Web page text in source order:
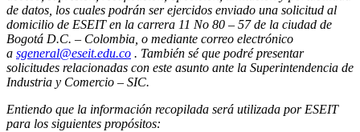
de datos, los cuales podrán ser ejercidos enviado una solicitud al
domicilio de ESEIT en la carrera 11 No 80 – 57 de la ciudad de
Bogotá D.C. – Colombia, o mediante correo electrónico
a sgeneral@eseit.edu.co . También sé que podré presentar
solicitudes relacionadas con este asunto ante la Superintendencia de
Industria y Comercio – SIC.
Entiendo que la información recopilada será utilizada por ESEIT
para los siguientes propósitos: